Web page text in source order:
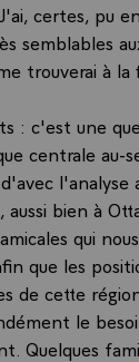
certes, pu
semblables
trouverai à la
: c'est une
centrale au-
l'analyse
bien à
qui
que les
de cette
le
Quelques